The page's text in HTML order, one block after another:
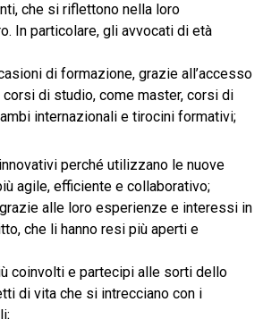
che si riflettono nella loro
In particolare, gli avvocati di età
di formazione, grazie all’accesso
corsi di studio, come master, corsi di
internazionali e tirocini formativi;
perché utilizzano le nuove
agile, efficiente e collaborativo;
alle loro esperienze e interessi in
che li hanno resi più aperti e
coinvolti e partecipi alle sorti dello
di vita che si intrecciano con i